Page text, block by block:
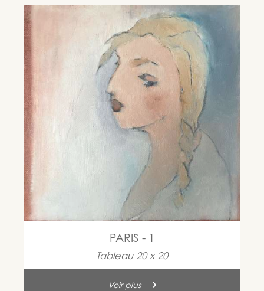
PARIS - 1
Tableau 20 x 20
Voir plus